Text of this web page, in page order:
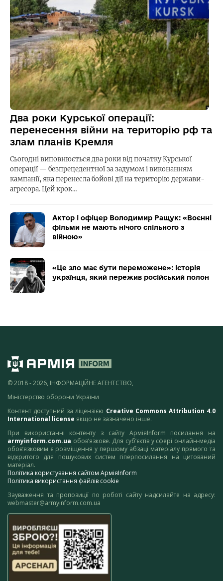
Два роки Курської операції:
перенесення війни на територію рф та
злам планів Кремля
Сьогодні виповнюється два роки від початку Курської
операції — безпрецедентної за задумом і виконанням
кампанії, яка перенесла бойові дії на територію держави-
агресора. Цей крок…
Актор і офіцер Володимир Ращук: «Воєнні
фільми не мають нічого спільного з
війною»
«Це зло має бути переможене»: історія
українця, який пережив російський полон
© 2018 - 2026, ІНФОРМАЦІЙНЕ АГЕНТСТВО,
Міністерство оборони України
Контент доступний за ліцензією Creative Commons Attribution 4.0
International license якщо не зазначено інше.
При використанні контенту з сайту АрміяInform посилання на
armyinform.com.ua обов’язкове. Для суб’єктів у сфері онлайн-медіа
обов’язковим є розміщення у першому абзаці матеріалу прямого та
відкритого для пошукових систем гіперпосилання на цитований
матеріал.
Політика користування сайтом АрміяInform
Політика використання файлів cookie
Зауваження та пропозиції по роботі сайту надсилайте на адресу:
webmaster@armyinform.com.ua